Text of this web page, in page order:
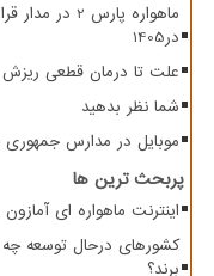
ماهواره
در1405
علت تا درمان قطعی
شما نظر بدهید
موبایل در مدارس
پربحث ترین ها
اینترنت ماهواره ای
کشورهای درحال توسعه
برند؟